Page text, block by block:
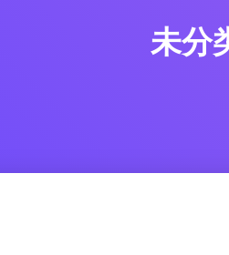
未分